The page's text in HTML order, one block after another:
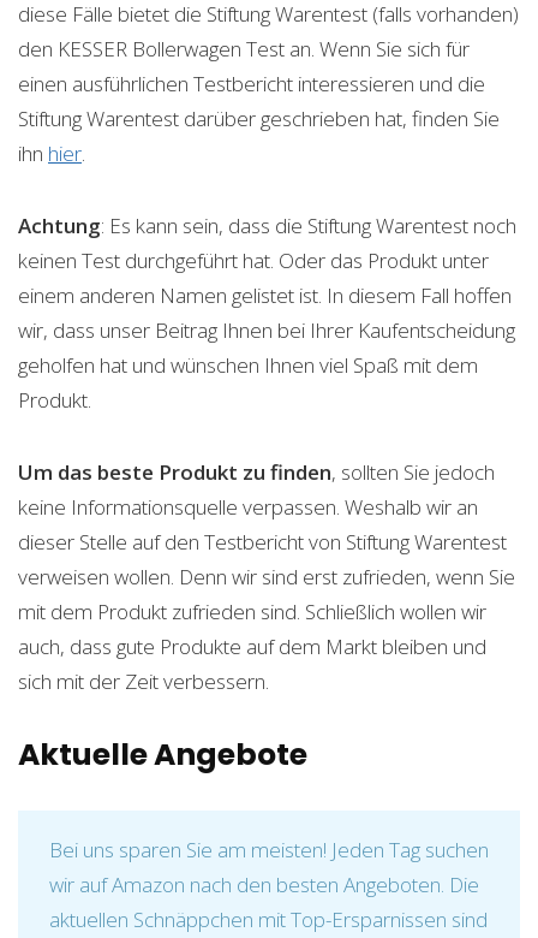
diese Fälle bietet die Stiftung Warentest (falls vorhanden)
den KESSER Bollerwagen Test an. Wenn Sie sich für
einen ausführlichen Testbericht interessieren und die
Stiftung Warentest darüber geschrieben hat, finden Sie
ihn hier
Achtung: Es kann sein, dass die Stiftung Warentest noch
keinen Test durchgeführt hat. Oder das Produkt unter
einem anderen Namen gelistet ist. In diesem Fall hoffen
wir, dass unser Beitrag Ihnen bei Ihrer Kaufentscheidung
geholfen hat und wünschen Ihnen viel Spaß mit dem
Produkt.
Um das beste Produkt zu finden, sollten Sie jedoch
keine Informationsquelle verpassen. Weshalb wir an
dieser Stelle auf den Testbericht von Stiftung Warentest
verweisen wollen. Denn wir sind erst zufrieden, wenn Sie
mit dem Produkt zufrieden sind. Schließlich wollen wir
auch, dass gute Produkte auf dem Markt bleiben und
sich mit der Zeit verbessern.
Aktuelle Angebote
Bei uns sparen Sie am meisten! Jeden Tag suchen
wir auf Amazon nach den besten Angeboten. Die
aktuellen Schnäppchen mit Top-Ersparnissen sind